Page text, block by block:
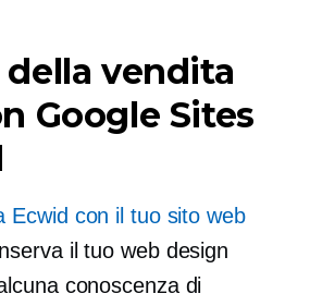
vendita
Google Sites
Ecwid con il tuo sito web
il tuo web design
conoscenza di